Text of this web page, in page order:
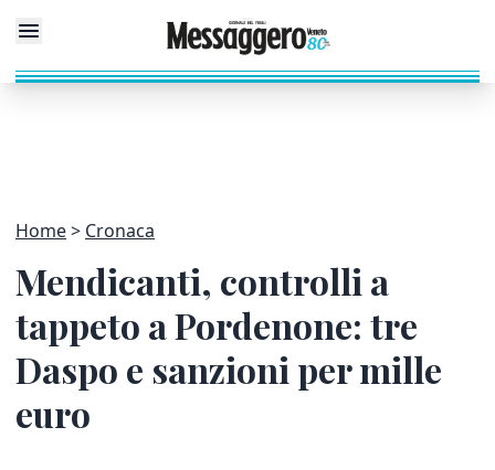
Home Cronaca
Mendicanti, controlli a
tappeto a Pordenone: tre
Daspo e sanzioni per mille
euro